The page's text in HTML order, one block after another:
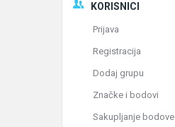
KORISNICI
Prijava
Registracija
Dodaj grupu
Značke i bodovi
Sakupljanje bodove